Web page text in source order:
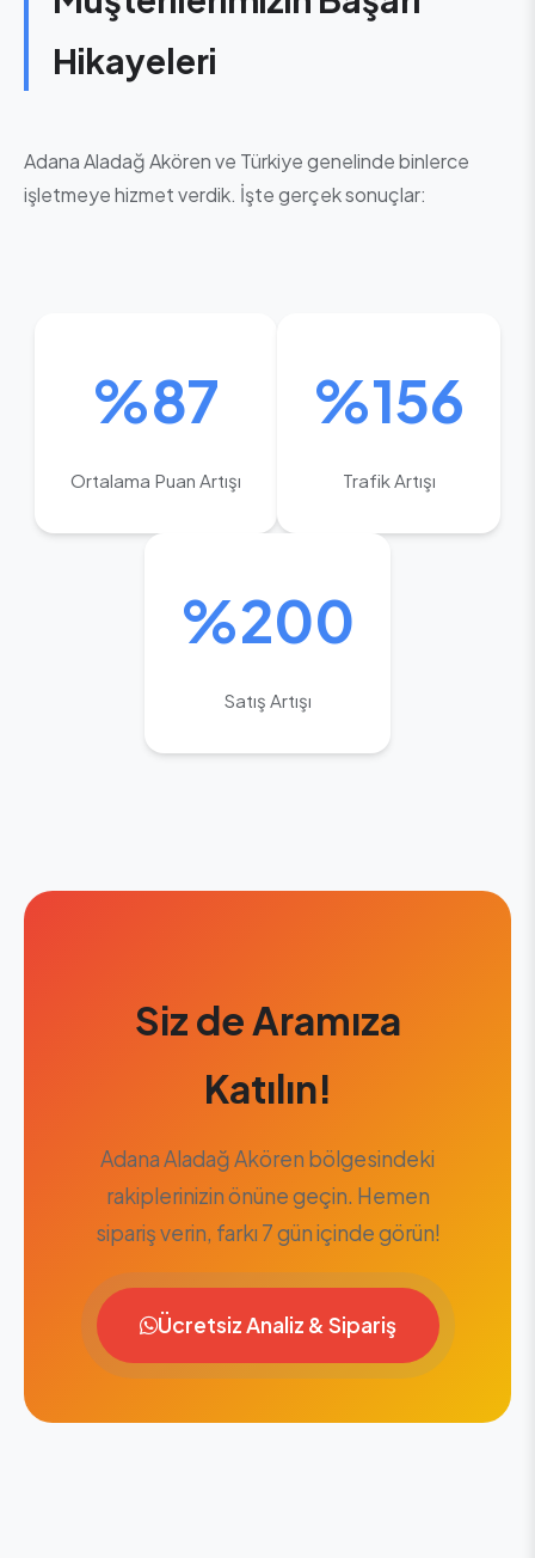
Hikayeleri
Adana Aladağ Akören ve Türkiye genelinde binlerce
işletmeye hizmet verdik. İşte gerçek sonuçlar:
%87
Ortalama Puan Artışı
%156
Trafik Artışı
%200
Satış Artışı
Siz de Aramıza
Katılın!
Adana Aladağ Akören bölgesindeki
rakiplerinizin önüne geçin. Hemen
sipariş verin, farkı 7 gün içinde görün!
Ücretsiz Analiz & Sipariş